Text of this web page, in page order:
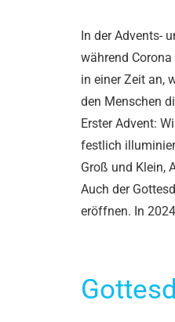
In der Advents-
während
in einer Zeit an,
den Menschen
Erster Advent:
festlich
Groß und Klein,
Auch der
eröffnen. In